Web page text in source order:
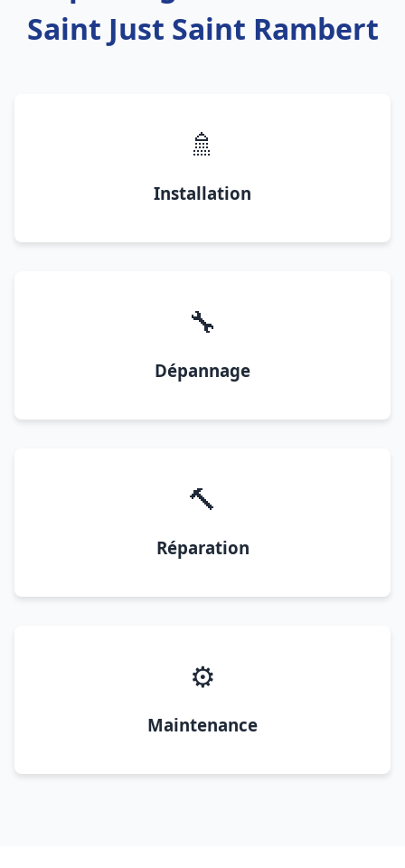
Saint Just Saint Rambert
🚿
Installation
🔧
Dépannage
🔨
Réparation
⚙️
Maintenance